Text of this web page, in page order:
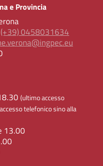
e Provincia
(+39) 0458031634
(ultimo accesso
telefonico sino alla
13.00